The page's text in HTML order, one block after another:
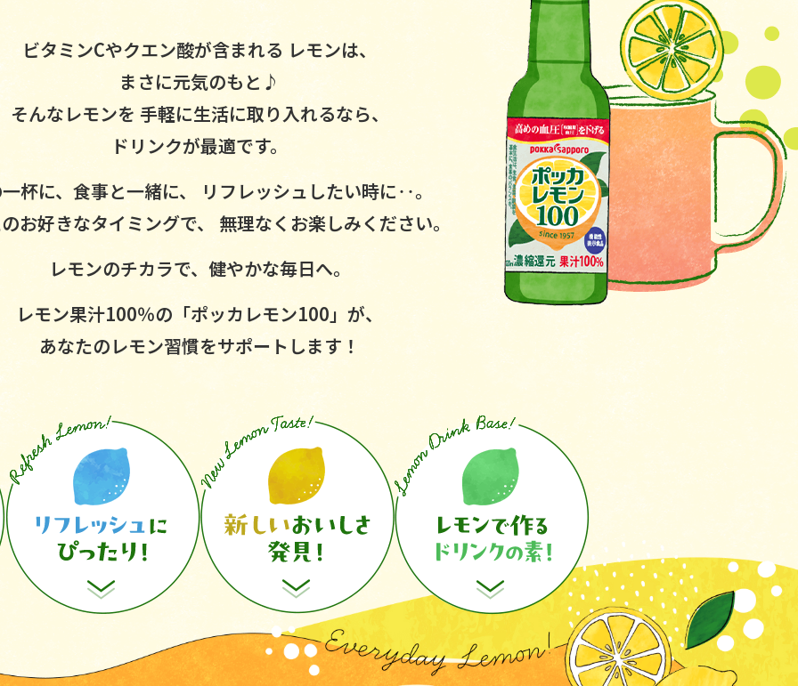
ビタミンCやクエン酸が含まれる レモンは、
まさに元気のもと♪
そんなレモンを 手軽に生活に取り入れるなら、
ドリンクが最適です。
杯に、食事と一緒に、
リフレッシュしたい時に‥。
お好きなタイミングで、
無理なくお楽しみください。
レモンのチカラで、健やかな毎日へ。
レモン果汁100％の「ポッカレモン100」が、
あなたのレモン習慣をサポートします！